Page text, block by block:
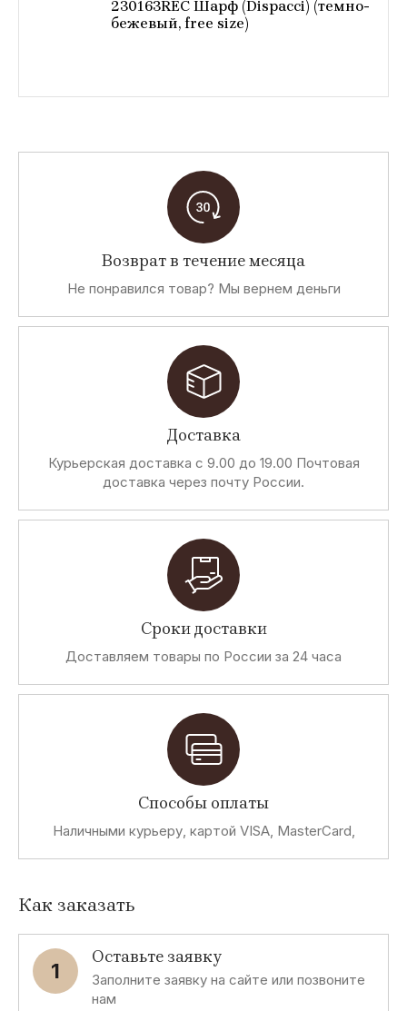
230163REC Шарф (Dispacci) (темно-
бежевый, free size)
Возврат в течение месяца
Не понравился товар? Мы вернем деньги
Доставка
Курьерская доставка с 9.00 до 19.00 Почтовая
доставка через почту России.
Сроки доставки
Доставляем товары по России за 24 часа
Способы оплаты
Наличными курьеру, картой VISA, MasterCard,
Как заказать
1
Оставьте заявку
Заполните заявку на сайте или позвоните
нам